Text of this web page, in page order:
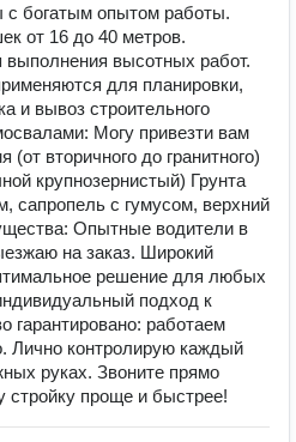
богатым опытом работы.
от 16 до 40 метров.
высотных работ.
для планировки,
и вывоз строительного
Могу привезти вам
вторичного до гранитного)
крупнозернистый) Грунта
сапропель с гумусом, верхний
Опытные водители в
на заказ. Широкий
решение для любых
подход к
гарантировано: работаем
Лично контролирую каждый
руках. Звоните прямо
проще и быстрее!